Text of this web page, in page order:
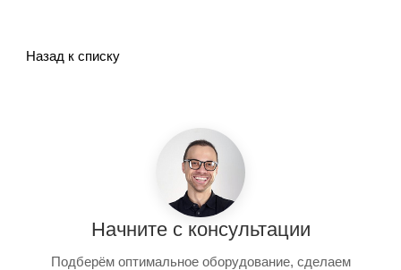
Назад к списку
Начните с консультации
Подберём оптимальное оборудование, сделаем